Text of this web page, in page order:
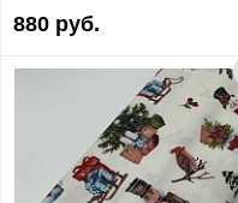
880 руб.